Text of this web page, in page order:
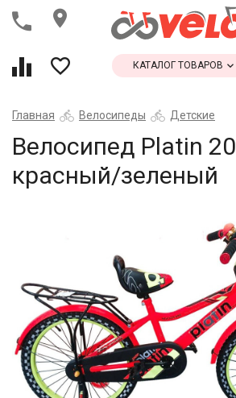
КАТАЛОГ ТОВАРОВ
Главная Велосипеды Детские
Велосипед Platin 20
красный/зеленый